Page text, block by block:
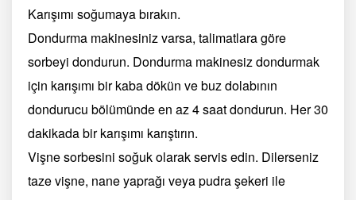
Karışımı soğumaya bırakın.
Dondurma makinesiniz varsa, talimatlara göre
sorbeyi dondurun. Dondurma makinesiz dondurmak
için karışımı bir kaba dökün ve buz dolabının
dondurucu bölümünde en az 4 saat dondurun. Her 30
dakikada bir karışımı karıştırın.
Vişne sorbesini soğuk olarak servis edin. Dilerseniz
taze vişne, nane yaprağı veya pudra şekeri ile